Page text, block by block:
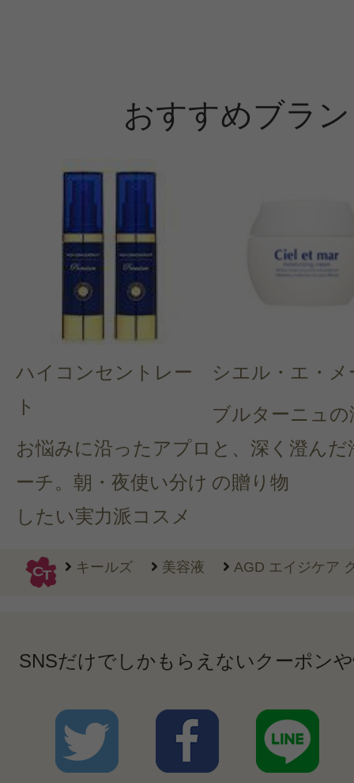
おすすめブラ
ハイコンセントレー
ト
お悩みに沿ったアプロ
ーチ。朝・夜使い分け
したい実力派コスメ
シエル・エ・メ
ブルターニュの
と、深く澄んだ
の贈り物
キールズ 美容液 AGD エイジケア
SNSだけでしかもらえないクーポン